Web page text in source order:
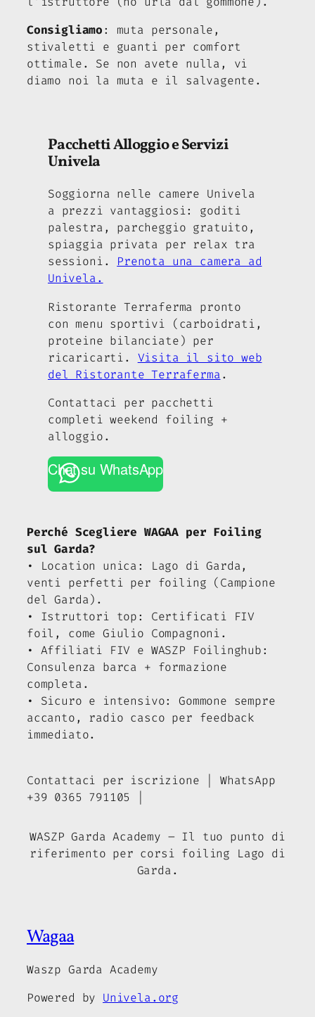
Consigliamo: muta personale,
stivaletti e guanti per comfort
ottimale. Se non avete nulla, vi
diamo noi la muta e il salvagente.
Pacchetti Alloggio e Servizi
Univela
Soggiorna nelle camere Univela
a prezzi vantaggiosi: goditi
palestra, parcheggio gratuito,
spiaggia privata per relax tra
sessioni. Prenota una camera ad
Univela.
Ristorante Terraferma pronto
con menu sportivi (carboidrati,
proteine bilanciate) per
ricaricarti. Visita il sito web
del Ristorante Terraferma.
Contattaci per pacchetti
completi weekend foiling +
alloggio.
Chat su WhatsApp
Perché Scegliere WAGAA per Foiling
sul Garda?
• Location unica: Lago di Garda,
venti perfetti per foiling (Campione
del Garda).
• Istruttori top: Certificati FIV
foil, come Giulio Compagnoni.
• Affiliati FIV e WASZP Foilinghub:
Consulenza barca + formazione
completa.
• Sicuro e intensivo: Gommone sempre
accanto, radio casco per feedback
immediato.
Contattaci per iscrizione | WhatsApp
+39 0365 791105 |
WASZP Garda Academy – Il tuo punto di
riferimento per corsi foiling Lago di
Garda.
Wagaa
Waszp Garda Academy
Powered by Univela.org